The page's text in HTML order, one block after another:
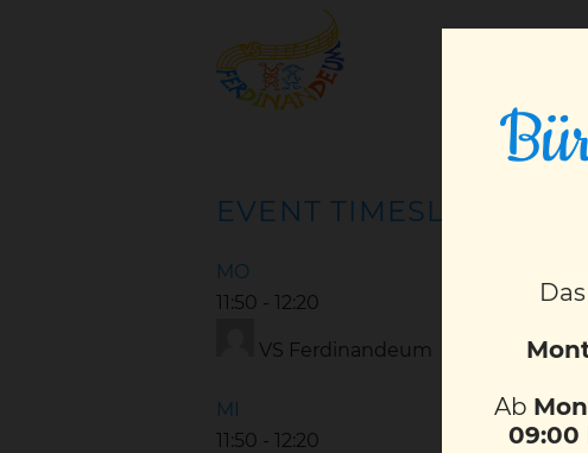
EVENT TIMESLOTS (13)
MO
11:50 - 12:20
VS Ferdinandeum
MI
11:50 - 12:20
Ab
09:00